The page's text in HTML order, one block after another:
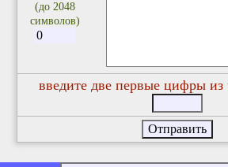
(до 2048
символов)
введите две первые цифры из